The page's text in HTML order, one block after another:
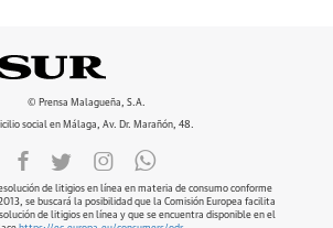
© Prensa Malagueña, S.A.
social en Málaga, Av. Dr. Marañón, 48.
de litigios en línea en materia de consumo conforme
se buscará la posibilidad que la Comisión Europea facilita
de litigios en línea y que se encuentra disponible en el